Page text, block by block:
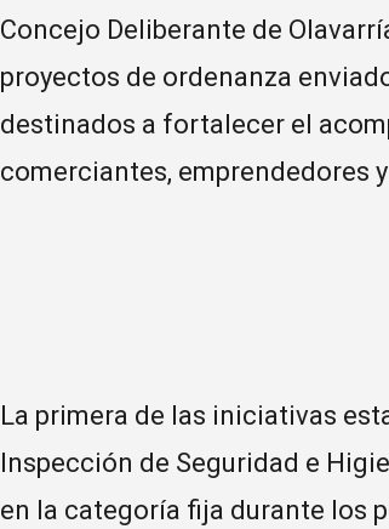
Concejo Deliberante de
proyectos de ordenanza
destinados a fortalecer el
comerciantes, emprendedores
La primera de las iniciativas
Inspección de Seguridad e
en la categoría fija durante los